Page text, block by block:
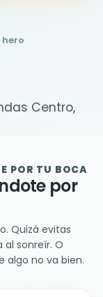
Centro,
POR TU BOCA
por
Quizá evitas
sonreír. O
algo no va bien.